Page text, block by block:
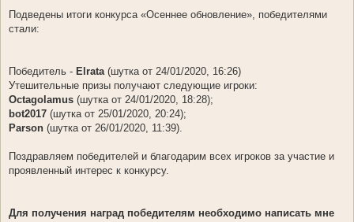
е
и
Подведены итоги конкурса «Осеннее обновление», победителями
стали:
Победитель - Elrata (шутка от 24/01/2020, 16:26)
Утешительные призы получают следующие игроки:
Octagolamus (шутка от 24/01/2020, 18:28);
bot2017 (шутка от 25/01/2020, 20:24);
Parson (шутка от 26/01/2020, 11:39).
Поздравляем победителей и благодарим всех игроков за участие и
проявленный интерес к конкурсу.
Для получения наград победителям необходимо написать мне